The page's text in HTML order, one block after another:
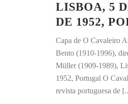
LISBOA, 5
DE 1952,
Capa de O Cavaleiro
Bento (1910-1996),
Müller (1909-1989),
1952, Portugal O
revista portuguesa de